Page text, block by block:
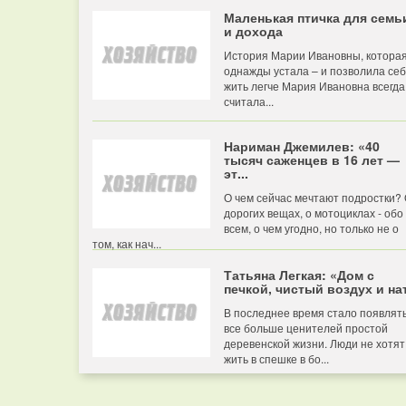
Маленькая птичка для
и дохода
История Марии Ивановны, которая
однажды устала – и позволила
жить легче Мария Ивановна всегда
считала...
Нариман Джемилев: «40
тысяч саженцев в 16 лет —
эт...
О чем сейчас мечтают подростки?
дорогих вещах, о мотоциклах - обо
всем, о чем угодно, но только не о
том, как нач...
Татьяна Легкая: «Дом с
печкой, чистый воздух и
В последнее время стало
все больше ценителей простой
деревенской жизни. Люди не хотят
жить в спешке в бо...